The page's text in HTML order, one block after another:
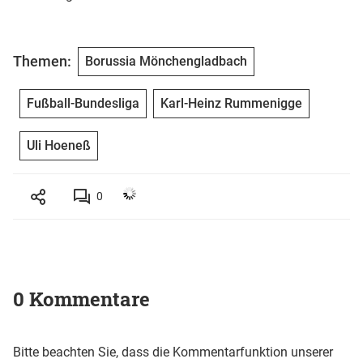
Themen: Borussia Mönchengladbach
Fußball-Bundesliga Karl-Heinz Rummenigge
Uli Hoeneß
0
0 Kommentare
Bitte beachten Sie, dass die Kommentarfunktion unserer